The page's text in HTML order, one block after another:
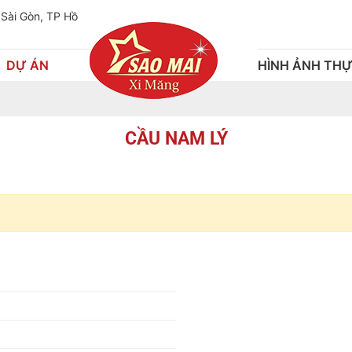
Gòn, TP Hồ
DỰ ÁN HÌNH ẢNH
CẦU NAM LÝ